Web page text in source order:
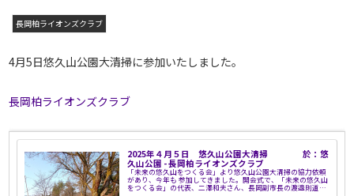
長岡柏ライオンズクラブ
4月5日悠久山公園大清掃に参加いたしました。
長岡柏ライオンズクラブ
2025年４月５日 悠久山公園大清掃 於：悠
久山公園 - 長岡柏ライオンズクラブ
「未来の悠久山をつくる会」より悠久山公園大清掃の協力依頼
があり、今年も 参加してきました。開会式で、「未来の悠久山
をつくる会」の代表、二澤和夫さん、長岡副市長の渡邉則道さ